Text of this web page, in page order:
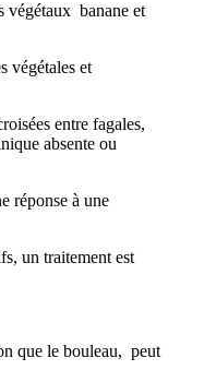
végétaux banane et
végétales et
entre fagales,
absente ou
réponse à une
un traitement est
que le bouleau, peut